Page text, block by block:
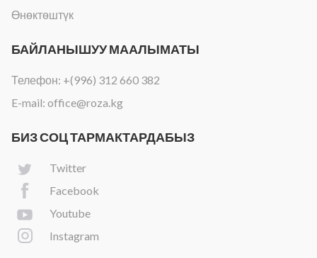
Өнөктөштүк
БАЙЛАНЫШУУ МААЛЫМАТЫ
Телефон: +(996) 312 660 382
E-mail: office@roza.kg
БИЗ СОЦ ТАРМАКТАРДАБЫЗ
Twitter
Facebook
Youtube
Instagram